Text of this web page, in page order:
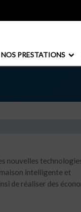
NOS PRESTATIONS
nouvelles
intelligente et
de réaliser des